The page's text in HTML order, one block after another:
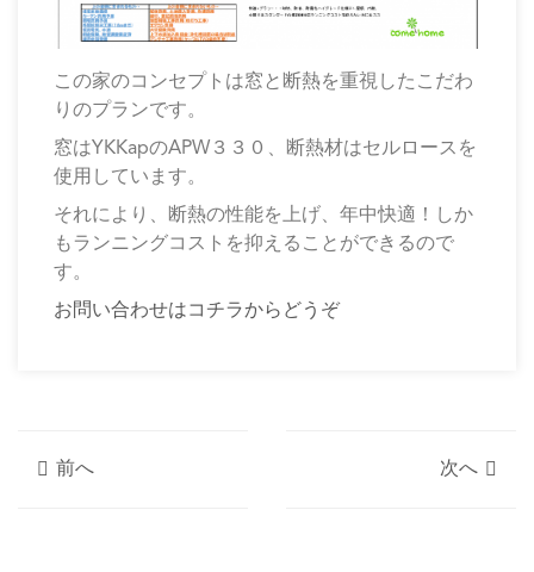
この家のコンセプトは窓と断熱を重視したこだわ
りのプランです。
窓はYKKapのAPW３３０、断熱材はセルロースを
使用しています。
それにより、断熱の性能を上げ、年中快適！しか
もランニングコストを抑えることができるので
す。
お問い合わせはコチラからどうぞ
次へ
前へ